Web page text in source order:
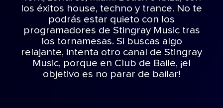
los éxitos house, techno y trance. No te
podrás estar quieto con los
programadores de Stingray Music tras
los tornamesas. Si buscas algo
relajante, intenta otro canal de Stingray
Music, porque en Club de Baile, ¡el
objetivo es no parar de bailar!